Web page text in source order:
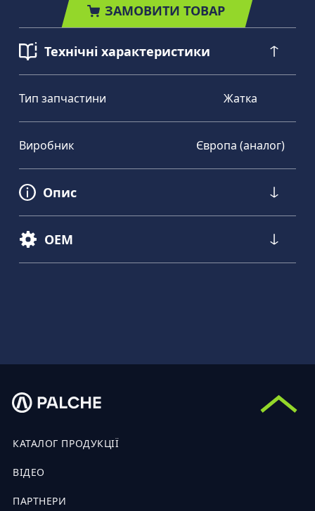
ЗАМОВИТИ ТОВАР
Технічні характеристики
Тип запчастини Жатка
Виробник Європа (аналог)
Опис
OEM
КАТАЛОГ ПРОДУКЦІЇ
ВІДЕО
ПАРТНЕРИ